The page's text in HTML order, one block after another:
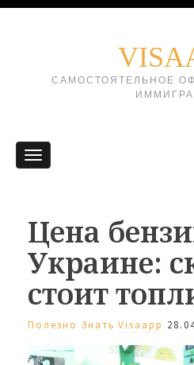
САМОСТОЯТЕЛЬНОЕ
Цена
Украине:
стоит
Полезно Знать Visaapp